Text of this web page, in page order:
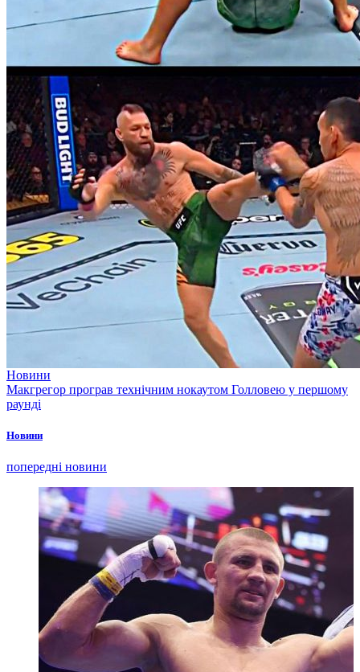
Новини
Макгрегор програв технічним нокаутом Голловею у першому
раунді
Новини
попередні новини